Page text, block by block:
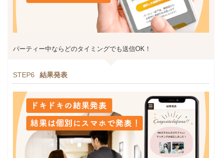
パーティー中ならどのタイミングでも送信OK！
STEP6 結果発表